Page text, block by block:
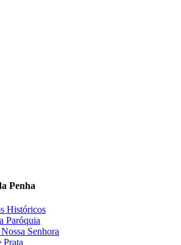
Penha
Históricos
Paróquia
Senhora
Prata